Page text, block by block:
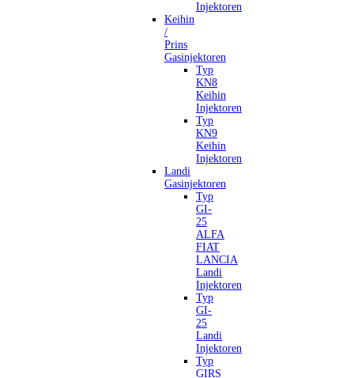
Injektoren
Keihin
/
Prins
Gasinjektoren
Typ
KN8
Keihin
Injektoren
Typ
KN9
Keihin
Injektoren
Landi
Gasinjektoren
Typ
GI-
25
ALFA
FIAT
LANCIA
Landi
Injektoren
Typ
GI-
25
Landi
Injektoren
Typ
GIRS